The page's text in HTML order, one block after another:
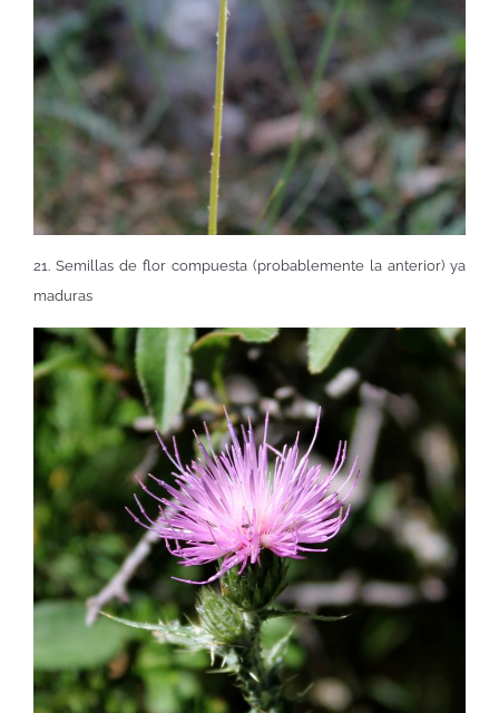
21. Semillas de flor compuesta (probablemente la anterior) ya
maduras